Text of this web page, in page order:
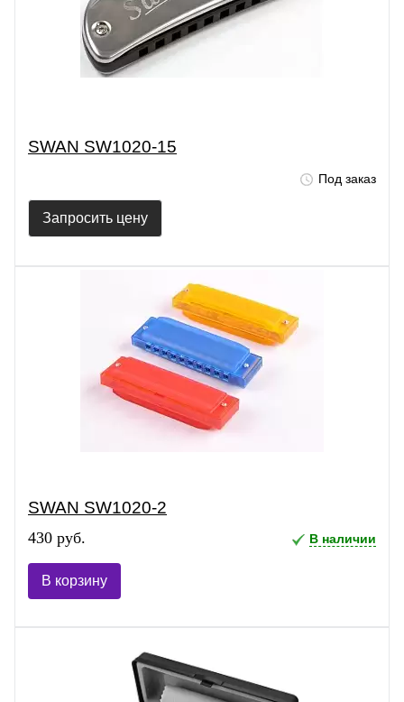
SWAN SW1020-15
Под заказ
Запросить цену
SWAN SW1020-2
430 руб. В наличии
В корзину